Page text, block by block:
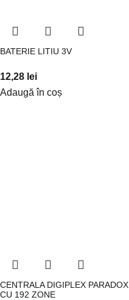
BATERIE LITIU 3V
12,28 lei
Adaugă în coș
CENTRALA DIGIPLEX PARADOX
CU 192 ZONE